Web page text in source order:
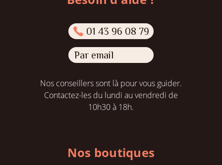
01 43 96 08 79
Par email
Nos conseillers sont là pour vous guider.
Contactez-les du lundi au vendredi de
10h30 à 18h.
Nos boutiques